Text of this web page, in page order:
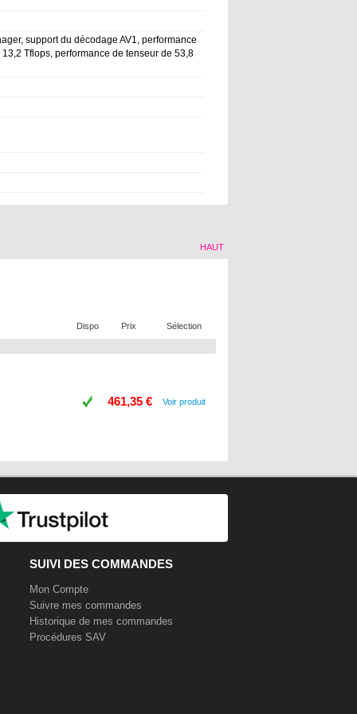
support du décodage AV1, performance
Tflops, performance de tenseur de 53,8
HAUT
Dispo Prix Sélection
461,35 € Voir produit
SUIVI DES COMMANDES
Mon Compte
Suivre mes commandes
Historique de mes commandes
Procédures SAV